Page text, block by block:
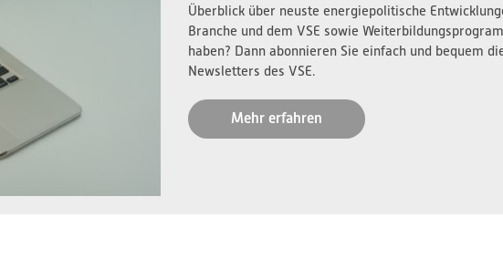
Überblick über neuste energiepolitische
Branche und dem VSE sowie
haben? Dann abonnieren Sie einfach und bequem
Newsletters des VSE.
Mehr erfahren